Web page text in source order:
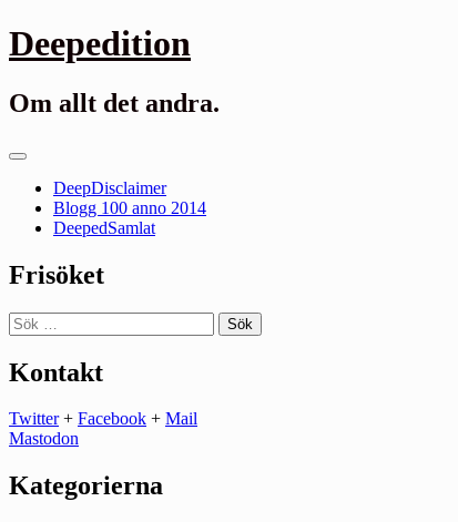
Gå
till
Deepedition
Om allt det andra.
Primär
DeepDisclaimer
Blogg 100 anno 2014
DeepedSamlat
Frisöket
Sök
efter:
Kontakt
Twitter+ Facebook + Mail
Mastodon
Kategorierna